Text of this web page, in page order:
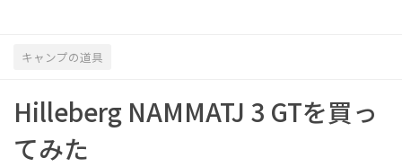
キャンプの道具
Hilleberg NAMMATJ 3 GTを買っ
てみた